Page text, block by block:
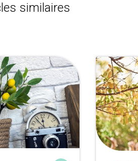
similaires